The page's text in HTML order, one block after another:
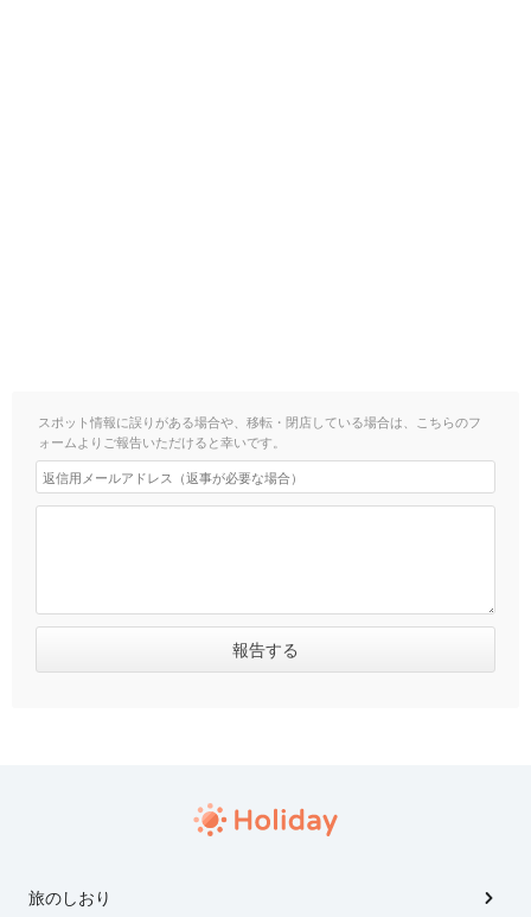
スポット情報に誤りがある場合や、移転・閉店している場合は、こちらのフ
ォームよりご報告いただけると幸いです。
旅のしおり